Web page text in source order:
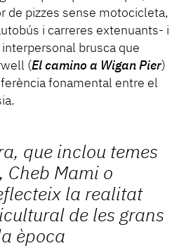
de pizzes sense motocicleta,
i carreres extenuants- i
brusca que
(El camino a Wigan Pier)
fonamental entre el
que inclou temes
Cheb Mami o
la realitat
de les grans
època